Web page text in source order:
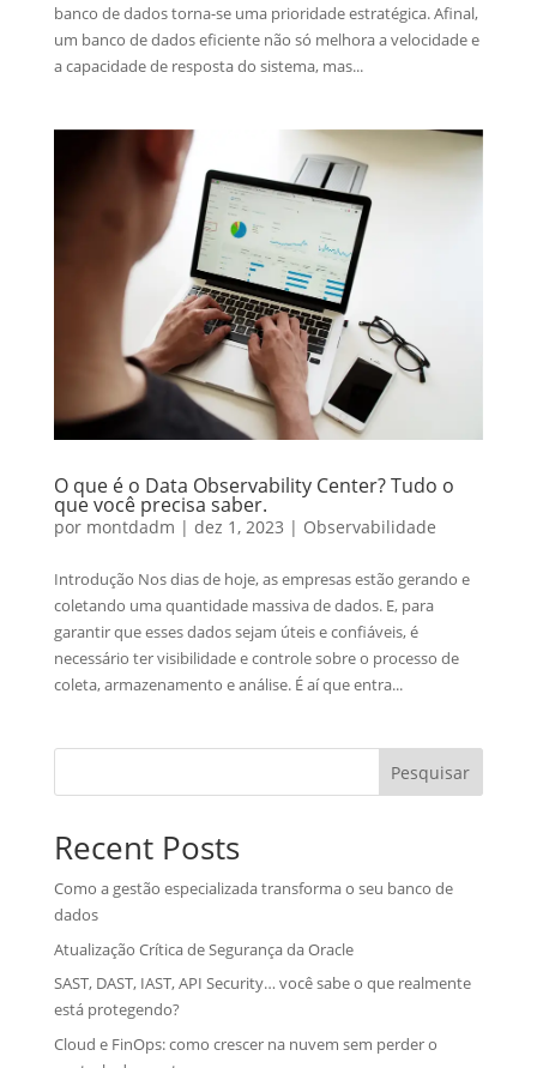
banco de dados torna-se uma prioridade estratégica. Afinal,
um banco de dados eficiente não só melhora a velocidade e
a capacidade de resposta do sistema, mas...
O que é o Data Observability Center? Tudo o
que você precisa saber.
por montdadm | dez 1, 2023 | Observabilidade
Introdução Nos dias de hoje, as empresas estão gerando e
coletando uma quantidade massiva de dados. E, para
garantir que esses dados sejam úteis e confiáveis, é
necessário ter visibilidade e controle sobre o processo de
coleta, armazenamento e análise. É aí que entra...
Pesquisar
Recent Posts
Como a gestão especializada transforma o seu banco de
dados
Atualização Crítica de Segurança da Oracle
SAST, DAST, IAST, API Security… você sabe o que realmente
está protegendo?
Cloud e FinOps: como crescer na nuvem sem perder o